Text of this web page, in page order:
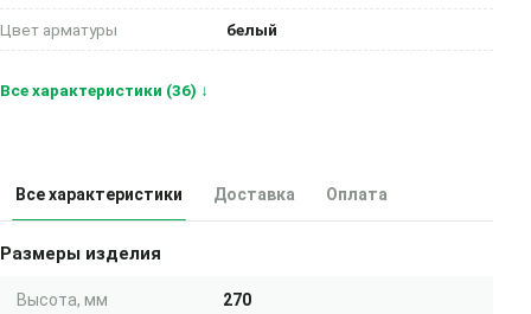
Цвет арматуры белый
Все характеристики (36) ↓
Все характеристики Доставка Оплата
Размеры изделия
Высота, мм 270